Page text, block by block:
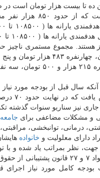
بیست هزار تومان است در صورتیکه
نیز سناریو سنوات گذشته
و مشکلات مضاعفی برای جامعه
درمانی، توانبخشی،
دارای معلولیت و خانواده
جهت، نظر بمراتب یاد شده و
کامل مورد نیاز اجرای